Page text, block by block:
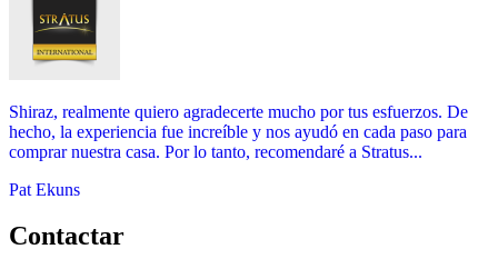
Shiraz, realmente quiero agradecerte mucho por tus esfuerzos. De
hecho, la experiencia fue increíble y nos ayudó en cada paso para
comprar nuestra casa. Por lo tanto, recomendaré a Stratus...
Pat Ekuns
Contactar